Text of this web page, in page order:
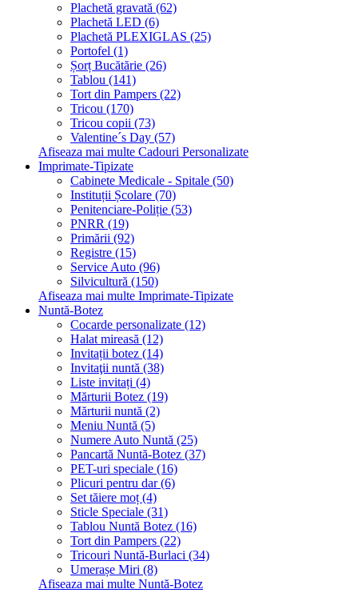
Plachetă gravată (62)
Plachetă LED (6)
Plachetă PLEXIGLAS (25)
Portofel (1)
Șorț Bucătărie (26)
Tablou (141)
Tort din Pampers (22)
Tricou (170)
Tricou copii (73)
Valentine´s Day (57)
Afiseaza mai multe Cadouri Personalizate
Imprimate-Tipizate
Cabinete Medicale - Spitale (50)
Instituții Școlare (70)
Penitenciare-Poliție (53)
PNRR (19)
Primării (92)
Registre (15)
Service Auto (96)
Silvicultură (150)
Afiseaza mai multe Imprimate-Tipizate
Nuntă-Botez
Cocarde personalizate (12)
Halat mireasă (12)
Invitații botez (14)
Invitaţii nuntă (38)
Liste invitați (4)
Mărturii Botez (19)
Mărturii nuntă (2)
Meniu Nuntă (5)
Numere Auto Nuntă (25)
Pancartă Nuntă-Botez (37)
PET-uri speciale (16)
Plicuri pentru dar (6)
Set tăiere moț (4)
Sticle Speciale (31)
Tablou Nuntă Botez (16)
Tort din Pampers (22)
Tricouri Nuntă-Burlaci (34)
Umerașe Miri (8)
Afiseaza mai multe Nuntă-Botez